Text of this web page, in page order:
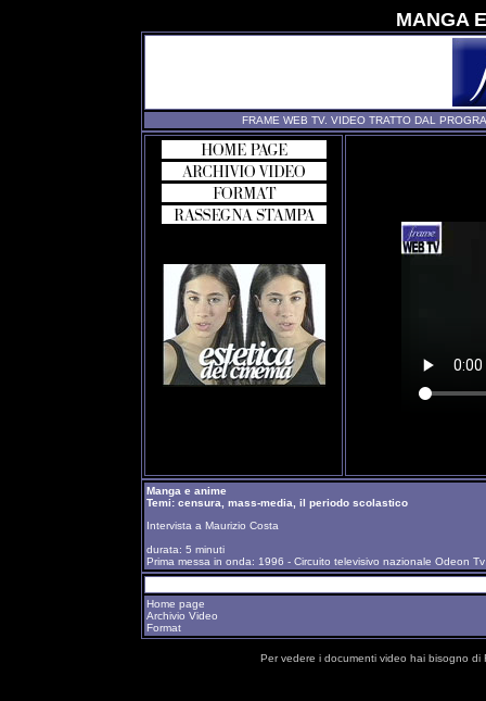
MANGA
FRAME WEB TV. VIDEO TRATTO DAL
Manga e anime
Temi: censura, mass-media, il periodo scolastico
Intervista a Maurizio Costa
durata: 5 minuti
Prima messa in onda: 1996 - Circuito televisivo nazionale Odeon Tv
Home page
Archivio Video
Format
Per vedere i documenti video hai bisogno